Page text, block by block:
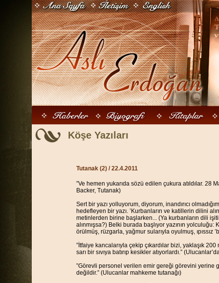
Köşe Yazıları
Tutanak (2) / 22.4.2011
”Ve hemen yukarıda sözü edilen çukura atıldılar. 28
Backer, Tutanak)
Sert bir yazı yolluyorum, diyorum, inandırıcı
hedefleyen bir yazı. ’Kurbanların ve katillerin dilini
metinlerden birine başlarken... (Ya kurbanların dili
alınmışsa?) Belki burada başlıyor yazının
örülmüş, rüzgarla, yağmur sularıyla oyulmuş, ıpıssız
”İtfaiye kancalarıyla çekip çıkardılar bizi, yaklaşık
sarı bir sıvıya batırıp kesikler atıyorlardı.”
”Görevli personel verilen emir gereği görevini yerine
değildir.” (Ulucanlar mahkeme tutanağı)